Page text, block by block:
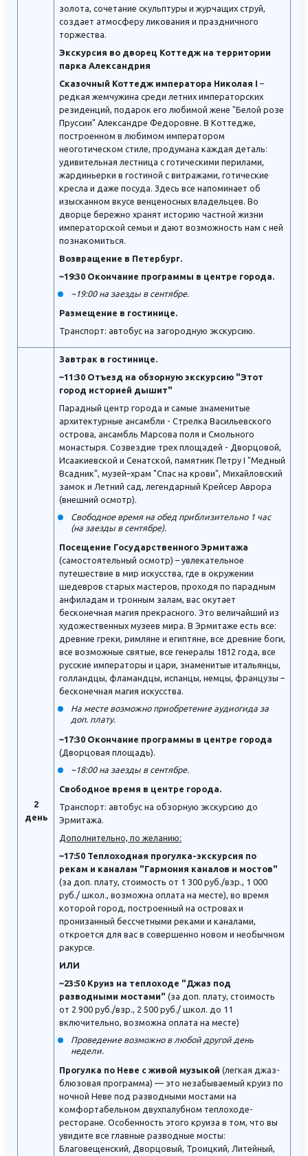
золота, сочетание скульптуры и журчащих струй,
создает атмосферу ликования и праздничного
торжества.
Экскурсия во дворец Коттедж на территории
парка Александрия
Сказочный Коттедж императора Николая I –
редкая жемчужина среди летних императорских
резиденций, подарок его любимой жене "Белой розе
Пруссии" Александре Федоровне. В Коттедже,
построенном в любимом императором
неоготическом стиле, продумана каждая деталь:
удивительная лестница с готическими перилами,
жардиньерки в гостиной с витражами, готические
кресла и даже посуда. Здесь все напоминает об
изысканном вкусе венценосных владельцев. Во
дворце бережно хранят историю частной жизни
императорской семьи и дают возможность нам с ней
познакомиться.
Возвращение в Петербург.
~19:30 Окончание программы в центре города.
~19:00 на заезды в сентябре.
Размещение в гостинице.
Транспорт: автобус на загородную экскурсию.
2
день
Завтрак в гостинице.
~11:30 Отъезд на обзорную экскурсию "Этот
город историей дышит"
Парадный центр города и самые знаменитые
архитектурные ансамбли - Стрелка Васильевского
острова, ансамбль Марсова поля и Смольного
монастыря. Созвездие трех площадей - Дворцовой,
Исаакиевской и Сенатской, памятник Петру I "Медный
Всадник", музей–храм "Спас на крови", Михайловский
замок и Летний сад, легендарный Крейсер Аврора
(внешний осмотр).
Свободное время на обед приблизительно 1 час
(на заезды в сентябре).
Посещение Государственного Эрмитажа
(самостоятельный осмотр) – увлекательное
путешествие в мир искусства, где в окружении
шедевров старых мастеров, проходя по парадным
анфиладам и тронным залам, вас окутает
бесконечная магия прекрасного. Это величайший из
художественных музеев мира. В Эрмитаже есть все:
древние греки, римляне и египтяне, все древние боги,
все возможные святые, все генералы 1812 года, все
русские императоры и цари, знаменитые итальянцы,
голландцы, фламандцы, испанцы, немцы, французы –
бесконечная магия искусства.
На месте возможно приобретение аудиогида за
доп. плату.
~17:30 Окончание программы в центре города
(Дворцовая площадь).
~18:00 на заезды в сентябре.
Свободное время в центре города.
Транспорт: автобус на обзорную экскурсию до
Эрмитажа.
Дополнительно, по желанию:
~17:50 Теплоходная прогулка-экскурсия по
рекам и каналам "Гармония каналов и мостов"
(за доп. плату, стоимость от 1 300 руб./взр., 1 000
руб./ школ., возможна оплата на месте), во время
которой город, построенный на островах и
пронизанный бессчетными реками и каналами,
откроется для вас в совершенно новом и необычном
ракурсе.
ИЛИ
~23:50 Круиз на теплоходе "Джаз под
разводными мостами" (за доп. плату, стоимость
от 2 900 руб./взр., 2 500 руб./ школ. до 11
включительно, возможна оплата на месте)
Проведение возможно в любой другой день
недели.
Прогулка по Неве с живой музыкой (легкая джаз-
блюзовая программа) — это незабываемый круиз по
ночной Неве под разводными мостами на
комфортабельном двухпалубном теплоходе-
ресторане. Особенность этого круиза в том, что вы
увидите все главные разводные мосты:
Благовещенский, Дворцовый, Троицкий, Литейный,